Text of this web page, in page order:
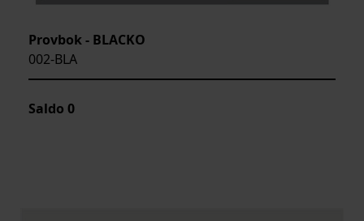
Provbok - BLACKO
002-BLA
Saldo 0